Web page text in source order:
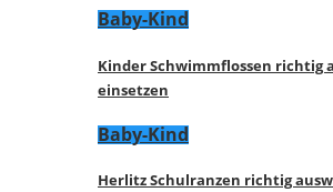
Baby-Kind
Kinder Schwimmflossen richtig
einsetzen
Baby-Kind
Herlitz Schulranzen richtig